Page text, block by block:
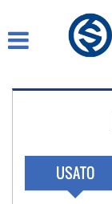
COMPRO AUTO SUBITO
USATO